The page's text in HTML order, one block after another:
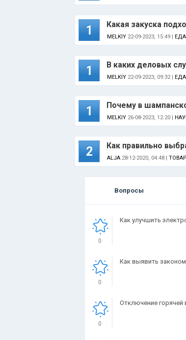
1 Какая закуска
MELKIY 22-09-2023, 15:49 |
1 В каких деловых
MELKIY 22-09-2023, 09:32 |
1 Почему в
MELKIY 26-08-2023, 12:20 |
2 Как правильно
ALJA 28-12-2020, 04:48 |
Вопросы
0
Как улучшить
0
Как выявить
0
Отключение горячей